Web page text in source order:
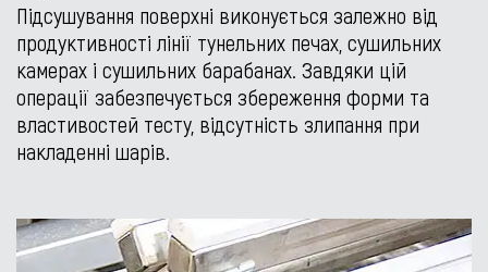
Підсушування поверхні виконується залежно від
продуктивності лінії тунельних печах, сушильних
камерах і сушильних барабанах. Завдяки цій
операції забезпечується збереження форми та
властивостей тесту, відсутність злипання при
накладенні шарів.